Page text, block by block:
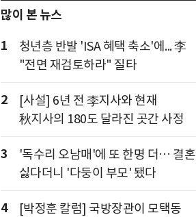
많이 본 뉴스
1
청년층 반발 'ISA 혜택 축소'에... 李
"전면 재검토하라" 질타
2
[사설] 6년 전 李지사와 현재
秋지사의 180도 달라진 곳간 사정
3
'독수리 오남매'에 또 한명 더… 결혼
싫다더니 '다둥이 부모' 됐다
4
[박정훈 칼럼] 국방장관이 모택동